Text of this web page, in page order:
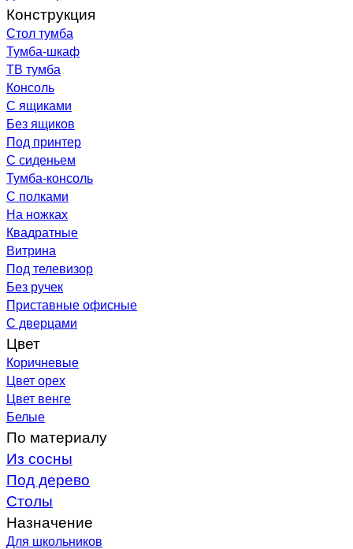
Конструкция
Стол тумба
Тумба-шкаф
ТВ тумба
Консоль
С ящиками
Без ящиков
Под принтер
С сиденьем
Тумба-консоль
С полками
На ножках
Квадратные
Витрина
Под телевизор
Без ручек
Приставные офисные
С дверцами
Цвет
Коричневые
Цвет орех
Цвет венге
Белые
По материалу
Из сосны
Под дерево
Столы
Назначение
Для школьников